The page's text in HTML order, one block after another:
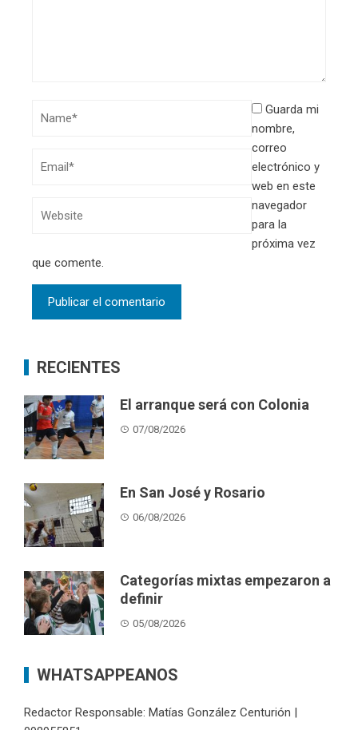
Guarda mi
nombre,
correo
electrónico y
web en este
navegador
para la
próxima vez
que comente.
RECIENTES
El arranque será con Colonia
07/08/2026
En San José y Rosario
06/08/2026
Categorías mixtas empezaron a
definir
05/08/2026
WHATSAPPEANOS
Redactor Responsable: Matías González Centurión |